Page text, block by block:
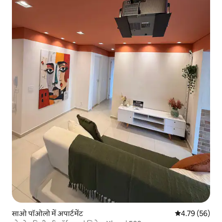
साओ पॉओलो में अपार्टमेंट औसत रेटिंग 5 में
4.79 (56)